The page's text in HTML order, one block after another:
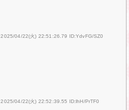
2025/04/22(火) 22:51:26.79 ID:YdvFG/SZ0
2025/04/22(火) 22:52:39.55 ID:lhH/PrTF0